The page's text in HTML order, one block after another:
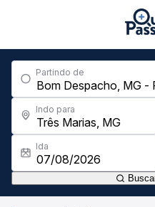
Partindo de
Indo para
Ida